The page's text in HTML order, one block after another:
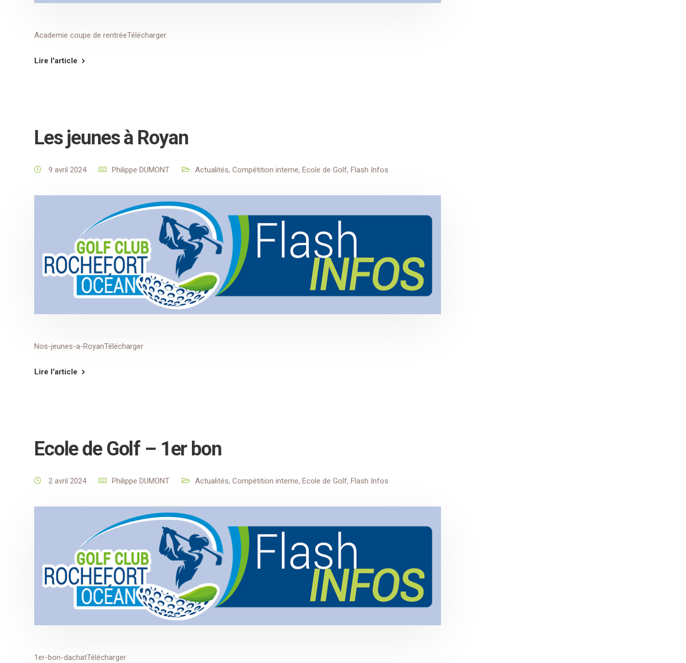
Academie coupe de rentréeTélécharger
Lire l'article
Les jeunes à Royan
9 avril 2024 Philippe DUMONT Actualités, Compétition interne, Ecole de Golf, Flash Infos
Nos-jeunes-a-RoyanTélécharger
Lire l'article
Ecole de Golf – 1er bon
2 avril 2024 Philippe DUMONT Actualités, Compétition interne, Ecole de Golf, Flash Infos
1er-bon-dachatTélécharger